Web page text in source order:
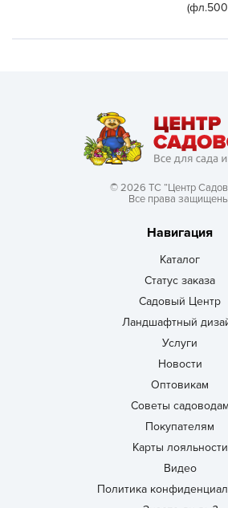
© 2026 ТС “Центр
Все права
Навигация
Каталог
Статус заказа
Садовый Центр
Ландшафтный
Услуги
Новости
Оптовикам
Советы садоводам
Покупателям
Карты лояльности
Видео
Политика